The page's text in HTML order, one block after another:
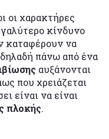
οι χαρακτήρες
κίνδυνο
καταφέρουν να
πάνω από ένα
αυξάνονται
που χρειάζεται
είναι να είναι
πλοκής.